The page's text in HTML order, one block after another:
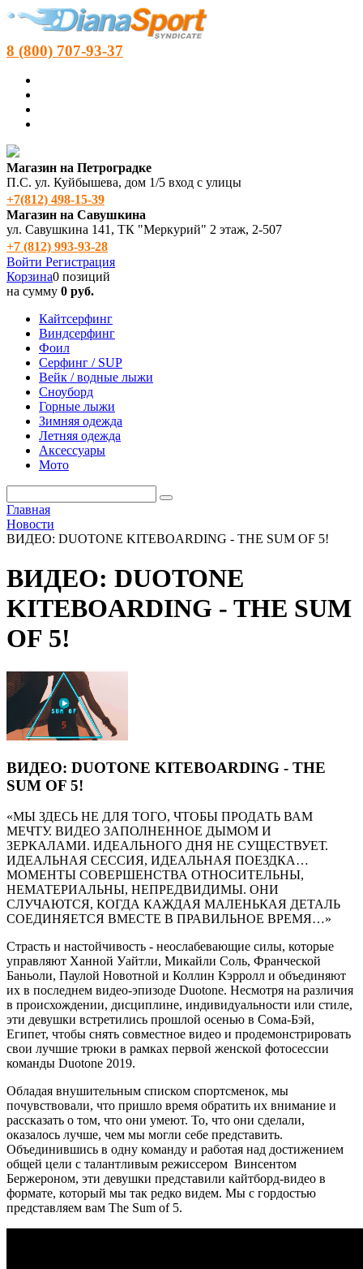
8 (800) 707-93-37
Магазин на Петроградке
П.С. ул. Куйбышева, дом 1/5 вход с улицы
+7(812) 498‑15-39
Магазин на Савушкина
ул. Савушкина 141, ТК "Меркурий" 2 этаж, 2-507
+7 (812) 993-93-28
Войти Регистрация
Корзина0 позиций
на сумму 0 руб.
Кайтсерфинг
Виндсерфинг
Фоил
Серфинг / SUP
Вейк / водные лыжи
Сноуборд
Горные лыжи
Зимняя одежда
Летняя одежда
Аксессуары
Мото
Главная
Новости
ВИДЕО: DUOTONE KITEBOARDING - THE SUM OF 5!
ВИДЕО: DUOTONE
KITEBOARDING - THE SUM
OF 5!
ВИДЕО: DUOTONE KITEBOARDING - THE
SUM OF 5!
«МЫ ЗДЕСЬ НЕ ДЛЯ ТОГО, ЧТОБЫ ПРОДАТЬ ВАМ
МЕЧТУ. ВИДЕО ЗАПОЛНЕННОЕ ДЫМОМ И
ЗЕРКАЛАМИ. ИДЕАЛЬНОГО ДНЯ НЕ СУЩЕСТВУЕТ.
ИДЕАЛЬНАЯ СЕССИЯ, ИДЕАЛЬНАЯ ПОЕЗДКА…
МОМЕНТЫ СОВЕРШЕНСТВА ОТНОСИТЕЛЬНЫ,
НЕМАТЕРИАЛЬНЫ, НЕПРЕДВИДИМЫ. ОНИ
СЛУЧАЮТСЯ, КОГДА КАЖДАЯ МАЛЕНЬКАЯ ДЕТАЛЬ
СОЕДИНЯЕТСЯ ВМЕСТЕ В ПРАВИЛЬНОЕ ВРЕМЯ…»
Страсть и настойчивость - неослабевающие силы, которые
управляют Ханной Уайтли, Микайли Соль, Франческой
Баньоли, Паулой Новотной и Коллин Кэрролл и объединяют
их в последнем видео-эпизоде Duotone. Несмотря на различия
в происхождении, дисциплине, индивидуальности или стиле,
эти девушки встретились прошлой осенью в Сома-Бэй,
Египет, чтобы снять совместное видео и продемонстрировать
свои лучшие трюки в рамках первой женской фотосессии
команды Duotone 2019.
Обладая внушительным списком спортсменок, мы
почувствовали, что пришло время обратить их внимание и
рассказать о том, что они умеют. То, что они сделали,
оказалось лучше, чем мы могли себе представить.
Объединившись в одну команду и работая над достижением
общей цели с талантливым режиссером Винсентом
Бержероном, эти девушки представили кайтборд-видео в
формате, который мы так редко видем. Мы с гордостью
представляем вам The Sum of 5.